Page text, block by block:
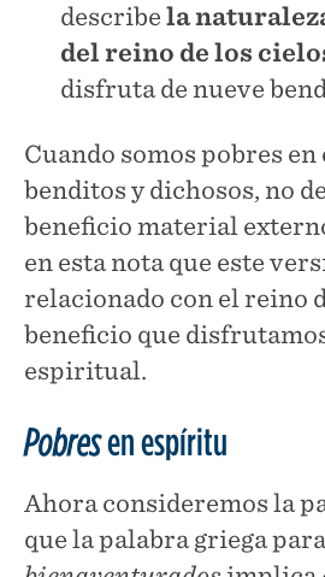
describe la
del reino de los
disfruta de nueve
Cuando somos pobres
benditos y dichosos, no
beneficio material
en esta nota que este
relacionado con el reino
beneficio que
espiritual.
Pobresen espíritu
Ahora consideremos la
que la palabra griega para